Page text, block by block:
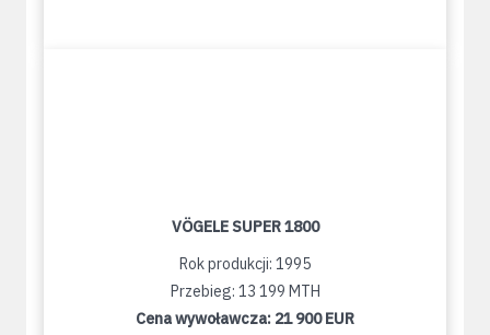
VÖGELE SUPER 1800
Rok produkcji: 1995
Przebieg: 13 199 MTH
Cena wywoławcza: 21 900 EUR